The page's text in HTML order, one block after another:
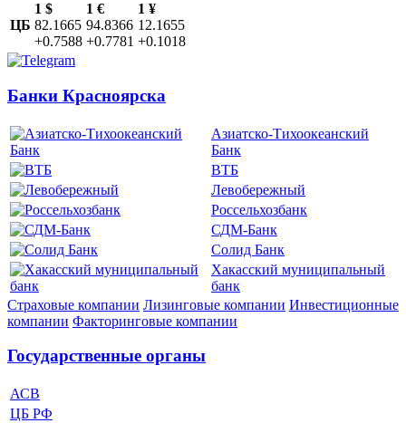
ЦБ
1 $
82.1665
+0.7588
1 €
94.8366
+0.7781
1 ¥
12.1655
+0.1018
Банки Красноярска
Азиатско-Тихоокеанский
Банк
ВТБ
Левобережный
Россельхозбанк
СДМ-Банк
Солид Банк
Хакасский муниципальный
банк
Страховые компании Лизинговые компании Инвестиционные
компании Факторинговые компании
Государственные органы
АСВ
ЦБ РФ